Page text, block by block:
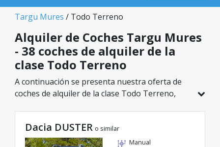
Targu Mures / Todo Terreno
Alquiler de Coches Targu Mures
- 38 coches de alquiler de la
clase Todo Terreno
A continuación se presenta nuestra oferta de
coches de alquiler de la clase Todo Terreno,
modelo ideal de la categoría seleccionada, con
tarifas excelentes desde solo 20€/día.
Dacia DUSTER o similar
Manual